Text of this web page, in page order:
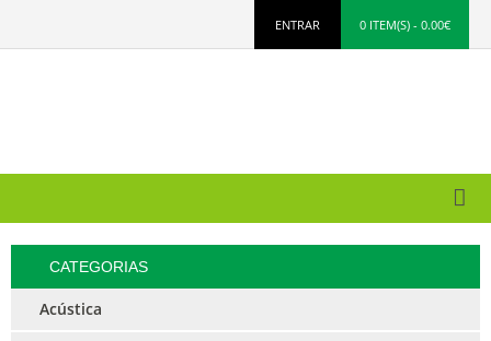
ENTRAR 0 ITEM(S) - 0.00€
CATEGORIAS
Acústica